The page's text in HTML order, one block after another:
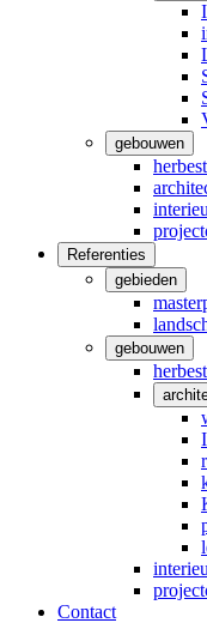
gebouwen
Referenties
gebieden
gebouwen
Contact